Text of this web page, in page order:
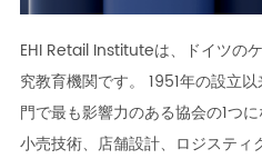
EHI Retail Instituteは、ドイツの
究教育機関です。 1951年の設立
門で最も影響力のある協会の1つ
小売技術、店舗設計、ロジステ